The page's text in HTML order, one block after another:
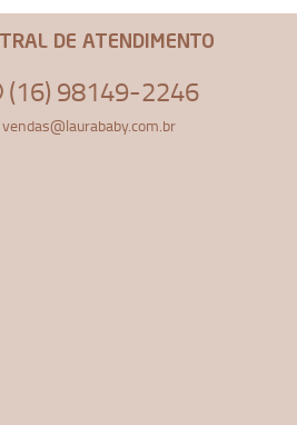
DE ATENDIMENTO
(16) 98149-2246
vendas@laurababy.com.br